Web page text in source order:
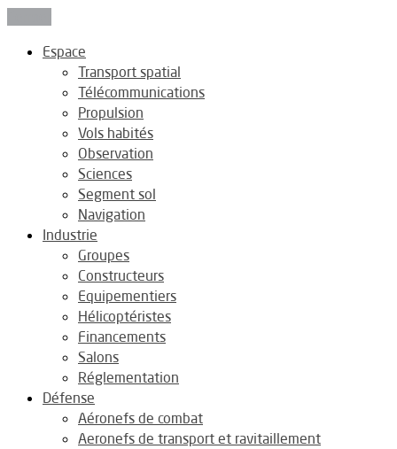
Espace
Transport spatial
Télécommunications
Propulsion
Vols habités
Observation
Sciences
Segment sol
Navigation
Industrie
Groupes
Constructeurs
Equipementiers
Hélicoptéristes
Financements
Salons
Réglementation
Défense
Aéronefs de combat
Aeronefs de transport et ravitaillement